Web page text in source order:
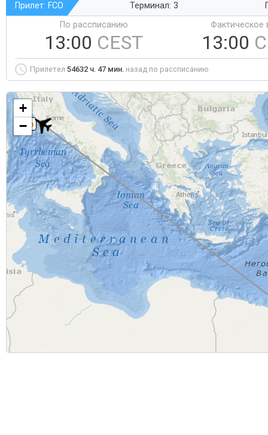
Прилет: FCO Терминал: 3
По рассписанию
13:00 CEST
Фактическое
13:00
Прилетел 54632 ч. 47 мин. назад по рассписанию
FCO
+
−